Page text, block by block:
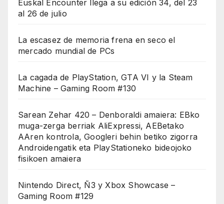
Euskal Encounter llega a su edición 34, del 23
al 26 de julio
La escasez de memoria frena en seco el
mercado mundial de PCs
La cagada de PlayStation, GTA VI y la Steam
Machine – Gaming Room #130
Sarean Zehar 420 – Denboraldi amaiera: EBko
muga-zerga berriak AliExpressi, AEBetako
AAren kontrola, Googleri behin betiko zigorra
Androidengatik eta PlayStationeko bideojoko
fisikoen amaiera
Nintendo Direct, Ñ3 y Xbox Showcase –
Gaming Room #129